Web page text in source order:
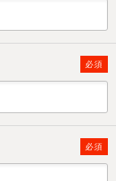
必須
必須